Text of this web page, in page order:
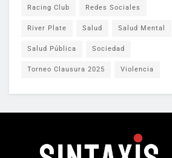
Racing Club Redes Sociales
River Plate Salud Salud Mental
Salud Pública Sociedad
Torneo Clausura 2025 Violencia